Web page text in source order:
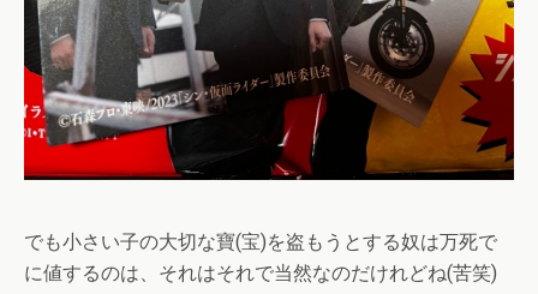
でも小さい子の大切な寶(宝)を盗もうとする奴は万死で
に値するのは、それはそれで当然なのだけれどね(苦笑)